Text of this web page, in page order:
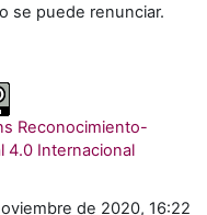
se puede renunciar.
Reconocimiento-
4.0 Internacional
de 2020, 16:22